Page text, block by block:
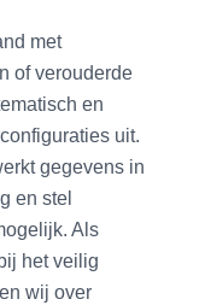
met
of verouderde
en
uit.
gegevens in
en stel
Als
het veilig
wij over